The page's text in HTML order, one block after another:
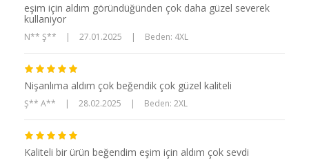
eşim için aldım göründüğünden çok daha güzel severek
kullaniyor
N** Ş** | 27.01.2025 | Beden: 4XL
Nişanlıma aldım çok beğendik çok güzel kaliteli
Ş** A** | 28.02.2025 | Beden: 2XL
Kaliteli bir ürün beğendim eşim için aldım çok sevdi